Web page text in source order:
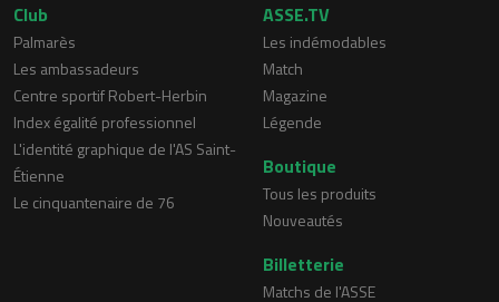
Club
Palmarès
Les ambassadeurs
Centre sportif Robert-Herbin
Index égalité professionnel
L'identité graphique de l'AS Saint-
Étienne
Le cinquantenaire de 76
ASSE.TV
Les indémodables
Match
Magazine
Légende
Boutique
Tous les produits
Nouveautés
Billetterie
Matchs de l'ASSE